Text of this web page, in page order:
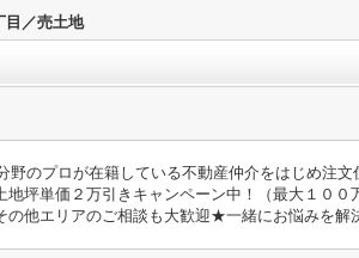
目／売土地
野のプロが在籍している不動産仲介をはじめ注
地坪単価２万引きキャンペーン中！（最大１０
の他エリアのご相談も大歓迎★一緒にお悩みを解